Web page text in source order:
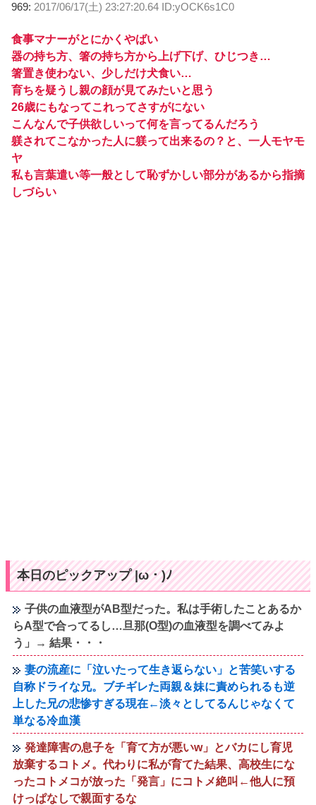
969: 2017/06/17(土) 23:27:20.64 ID:yOCK6s1C0
食事マナーがとにかくやばい
器の持ち方、箸の持ち方から上げ下げ、ひじつき…
箸置き使わない、少しだけ犬食い…
育ちを疑うし親の顔が見てみたいと思う
26歳にもなってこれってさすがにない
こんなんで子供欲しいって何を言ってるんだろう
躾されてこなかった人に躾って出来るの？と、一人モヤモ
ヤ
私も言葉遣い等一般として恥ずかしい部分があるから指摘
しづらい
本日のピックアップ |ω・)ﾉ
子供の血液型がAB型だった。私は手術したことあるか
らA型で合ってるし…旦那(O型)の血液型を調べてみよ
う」→ 結果・・・
妻の流産に「泣いたって生き返らない」と苦笑いする
自称ドライな兄。ブチギレた両親＆妹に責められるも逆
上した兄の悲惨すぎる現在←淡々としてるんじゃなくて
単なる冷血漢
発達障害の息子を「育て方が悪いw」とバカにし育児
放棄するコトメ。代わりに私が育てた結果、高校生にな
ったコトメコが放った「発言」にコトメ絶叫←他人に預
けっぱなしで親面するな